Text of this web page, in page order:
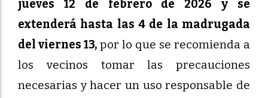
jueves 12 de febrero de 2026 y se
extenderá hasta las 4 de la madrugada
del viernes 13, por lo que se recomienda a
los vecinos tomar las precauciones
necesarias y hacer un uso responsable de